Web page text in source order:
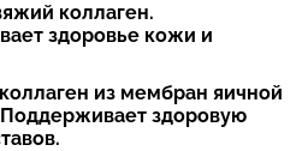
коллаген.
здоровье кожи и
из мембран яичной
здоровую